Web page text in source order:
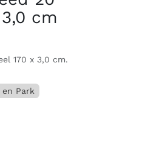
cm
170 x 3,0 cm.
en Park